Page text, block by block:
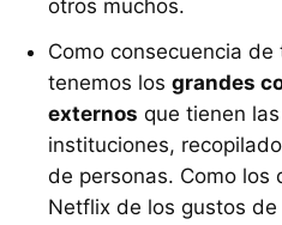
otros muchos.
Como consecuencia
tenemos los grandes
externos que tienen
instituciones,
de personas. Como los
Netflix de los gustos